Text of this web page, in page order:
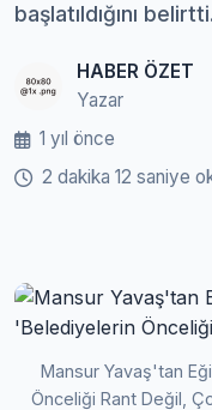
başlatıldığını belirtti.
HABER ÖZET
Yazar
1 yıl önce
2 dakika 12 saniye
Mansur Yavaş'tan
Önceliği Rant Değil,